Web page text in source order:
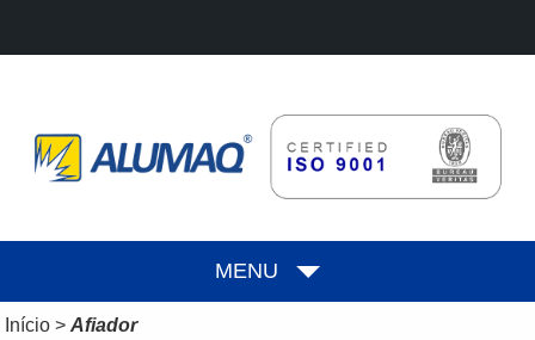
MENU
Início> Afiador